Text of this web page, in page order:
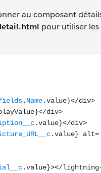
au composant
pour utiliser
<div class="slds-text-